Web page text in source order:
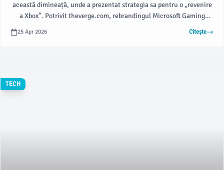
această dimineață, unde a prezentat strategia sa pentru o „revenire
a Xbox”. Potrivit theverge.com, rebrandingul Microsoft Gaming
Xbox analizează „reevaluarea” jocurilor exclusive și a lansărilor
25 Apr 2026 Citește
TECH